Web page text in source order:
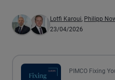
Lotfi Karoui, Philipp
23/04/2026
PIMCO Fixing